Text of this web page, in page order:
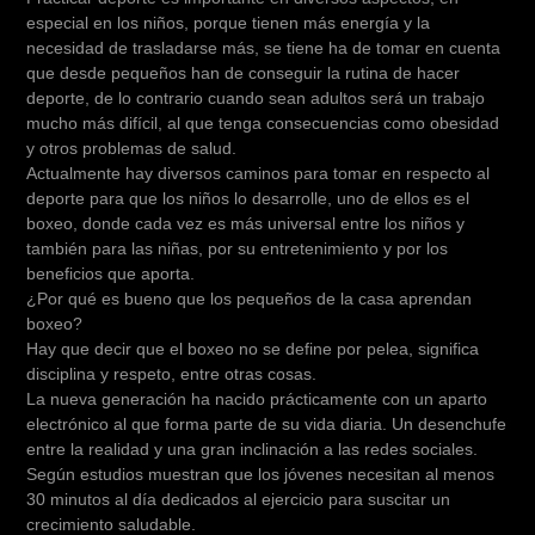
especial en los niños, porque tienen más energía y la
necesidad de trasladarse más, se tiene ha de tomar en cuenta
que desde pequeños han de conseguir la rutina de hacer
deporte, de lo contrario cuando sean adultos será un trabajo
mucho más difícil, al que tenga consecuencias como obesidad
y otros problemas de salud.
Actualmente hay diversos caminos para tomar en respecto al
deporte para que los niños lo desarrolle, uno de ellos es el
boxeo, donde cada vez es más universal entre los niños y
también para las niñas, por su entretenimiento y por los
beneficios que aporta.
¿Por qué es bueno que los pequeños de la casa aprendan
boxeo?
Hay que decir que el boxeo no se define por pelea, significa
disciplina y respeto, entre otras cosas.
La nueva generación ha nacido prácticamente con un aparto
electrónico al que forma parte de su vida diaria. Un desenchufe
entre la realidad y una gran inclinación a las redes sociales.
Según estudios muestran que los jóvenes necesitan al menos
30 minutos al día dedicados al ejercicio para suscitar un
crecimiento saludable.